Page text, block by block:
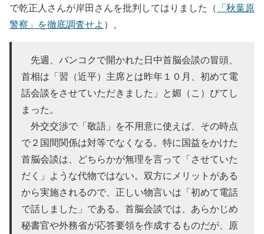
で乾正人さんが岸田さんを批判してはりました（ 「秋葉原
警察」を徹底調査せよ ）。
先週、バンコクで開かれた日中首脳会談の冒頭、
首相は「習（近平）主席とは昨年１０月、初めて電
話会談をさせていただきました」と媚（こ）びてし
まった。
外交交渉で「敬語」を不用意に使えば、その時点
で２国間関係は対等でなくなる。特に国益をかけた
首脳会談は、どちらかが無理を言って「させていた
だく」ような代物ではない。双方にメリットがある
から実施されるので、正しい物言いは「初めて電話
で話しました」である。首脳会談では、あらかじめ
秘書官や外務省が応答要領を作成するものだが、原